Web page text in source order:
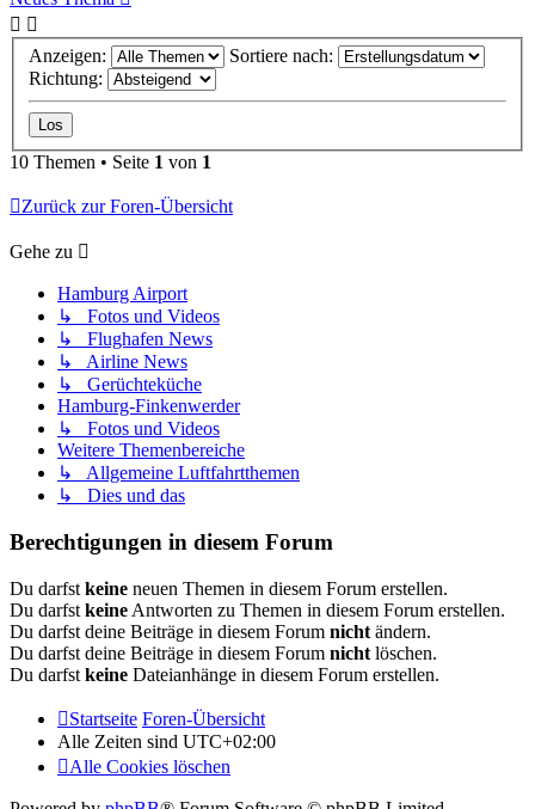
Anzeigen:
Sortiere nach:
Richtung:
10 Themen • Seite 1 von 1
Zurück zur Foren-Übersicht
Gehe zu
Hamburg Airport
↳ Fotos und Videos
↳ Flughafen News
↳ Airline News
↳ Gerüchteküche
Hamburg-Finkenwerder
↳ Fotos und Videos
Weitere Themenbereiche
↳ Allgemeine Luftfahrtthemen
↳ Dies und das
Berechtigungen in diesem Forum
Du darfst keine neuen Themen in diesem Forum erstellen.
Du darfst keine Antworten zu Themen in diesem Forum erstellen.
Du darfst deine Beiträge in diesem Forum nicht ändern.
Du darfst deine Beiträge in diesem Forum nicht löschen.
Du darfst keine Dateianhänge in diesem Forum erstellen.
Startseite Foren-Übersicht
Alle Zeiten sind UTC+02:00
Alle Cookies löschen